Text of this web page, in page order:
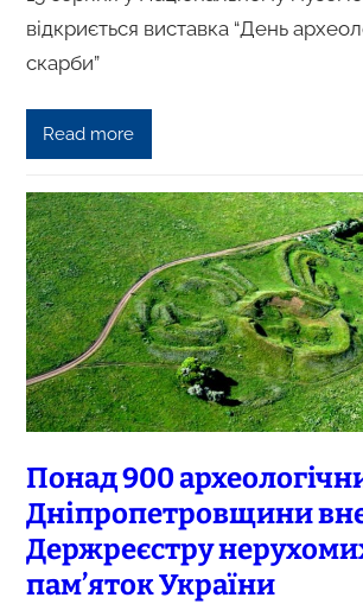
відкриється виставка “День
скарби”
Read more
Понад 900
Дніпропетровщини
Держреєстру
пам’яток України